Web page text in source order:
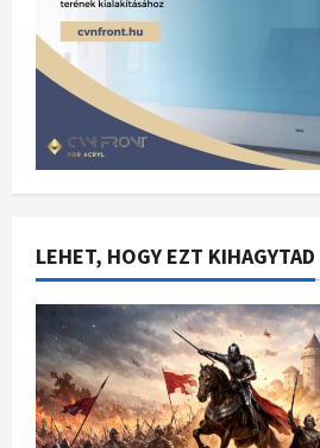
LEHET, HOGY EZT KIHAGYTAD